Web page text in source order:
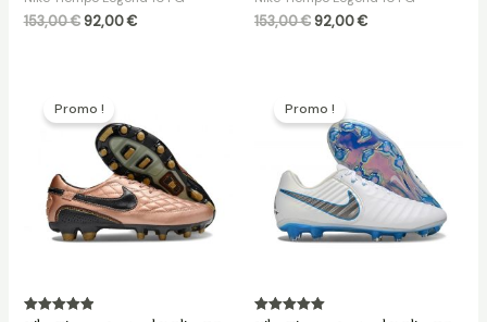
153,00€ 92,00€
153,00€92,00€
Promo !
prix
initial
était :
153,00 €.
est :
92,00 €.
Promo !
prix
initial
était :
153,00 €.
est :
92,00 €.